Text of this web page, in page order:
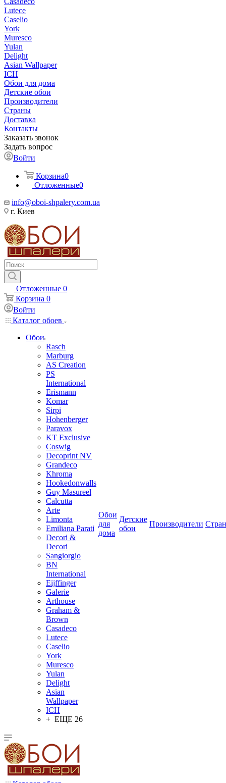
Lutece
Caselio
York
Muresco
Yulan
Delight
Asian Wallpaper
ICH
Обои для дома
Детские обои
Производители
Страны
Доставка
Контакты
Заказать звонок
Задать вопрос
Войти
Корзина0
Отложенные0
info@oboi-shpalery.com.ua
г. Киев
Отложенные 0
Корзина 0
Войти
Каталог обоев
Обои
Rasch
Marburg
AS Creation
PS
International
Erismann
Komar
Sirpi
Hohenberger
Paravox
KT Exclusive
Coswig
Decoprint NV
Grandeco
Khroma
Hookedonwalls
Guy Masureel
Calcutta
Arte
Limonta
Emiliana Parati
Decori &
Decori
Sangiorgio
BN
International
Eijffinger
Galerie
Arthouse
Graham &
Brown
Casadeco
Lutece
Caselio
York
Muresco
Yulan
Delight
Asian
Wallpaper
ICH
+ ЕЩЕ 26
Обои
для
дома
Детские
обои
Производители